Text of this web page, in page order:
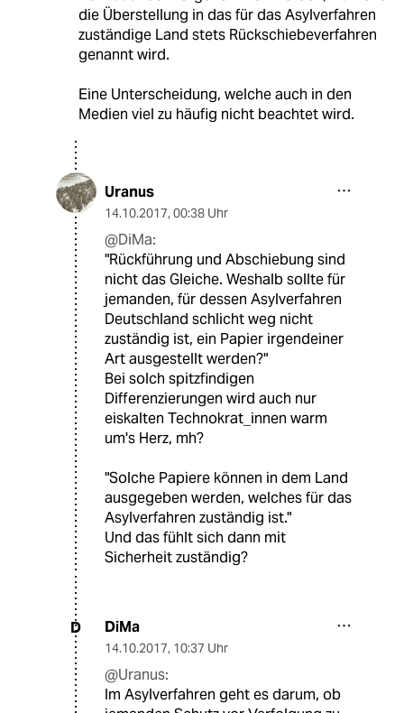
die Überstellung in das für das Asylverfahren
zuständige Land stets Rückschiebeverfahren
genannt wird.
Eine Unterscheidung, welche auch in den
Medien viel zu häufig nicht beachtet wird.
Uranus
14.10.2017, 00:38 Uhr
@DiMa:
"Rückführung und Abschiebung sind
nicht das Gleiche. Weshalb sollte für
jemanden, für dessen Asylverfahren
Deutschland schlicht weg nicht
zuständig ist, ein Papier irgendeiner
Art ausgestellt werden?"
Bei solch spitzfindigen
Differenzierungen wird auch nur
eiskalten Technokrat_innen warm
um's Herz, mh?
"Solche Papiere können in dem Land
ausgegeben werden, welches für das
Asylverfahren zuständig ist."
Und das fühlt sich dann mit
Sicherheit zuständig?
D DiMa
14.10.2017, 10:37 Uhr
@Uranus:
Im Asylverfahren geht es darum, ob